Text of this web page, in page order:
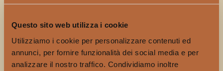
Questo sito web utilizza i cookie
Utilizziamo i cookie per personalizzare contenuti ed
annunci, per fornire funzionalità dei social media e per
analizzare il nostro traffico. Condividiamo inoltre
Nel processo le pale vengono utilizzate nella loro
sminuzzate per ottenere una massa vegetale che
fermenta poi dai 10 ai 28 giorni. La distillazione avviene
in alambicchi in rame a fuoco diretto, alimentato a
legna.